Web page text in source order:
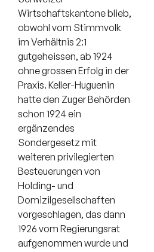
Wirtschaftskantone blieb,
obwohl vom Stimmvolk
im Verhältnis 2:1
gutgeheissen, ab 1924
ohne grossen Erfolg in der
Praxis. Keller-Huguenin
hatte den Zuger Behörden
schon 1924 ein
ergänzendes
Sondergesetz mit
weiteren privilegierten
Besteuerungen von
Holding- und
Domizilgesellschaften
vorgeschlagen, das dann
1926 vom Regierungsrat
aufgenommen wurde und